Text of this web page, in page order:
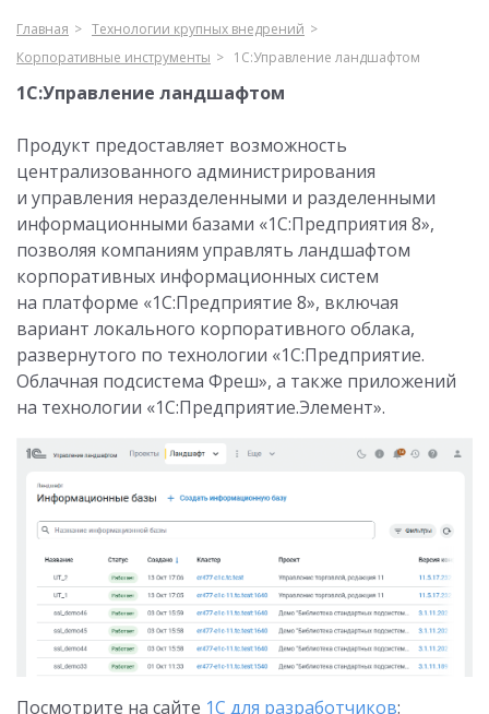
Главная
Технологии крупных внедрений
Корпоративные инструменты
1С:Управление ландшафтом
1С:Управление ландшафтом
Продукт предоставляет возможность
централизованного администрирования
и управления неразделенными и разделенными
информационными базами «1С:Предприятия 8»,
позволяя компаниям управлять ландшафтом
корпоративных информационных систем
на платформе «1С:Предприятие 8», включая
вариант локального корпоративного облака,
развернутого по технологии «1С:Предприятие.
Облачная подсистема Фреш», а также приложений
на технологии «1С:Предприятие.Элемент».
Посмотрите на сайте 1С для разработчиков: